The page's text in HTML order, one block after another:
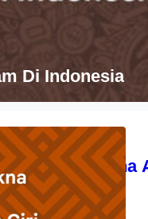
Di Indonesia
Indonesia
Makna
23 Oktober 2023